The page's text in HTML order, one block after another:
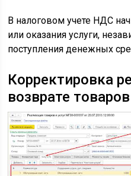
В налоговом учете НДС
или оказания услуги,
поступления денежных
Корректировка
возврате товаров